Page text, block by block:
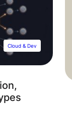
Cloud & Dev